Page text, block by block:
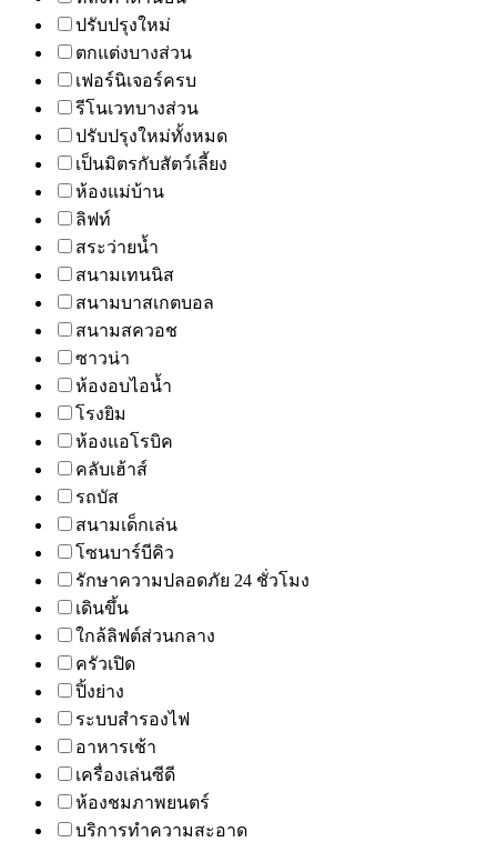
ปรับปรุงใหม่
ตกแต่งบางส่วน
เฟอร์นิเจอร์ครบ
รีโนเวทบางส่วน
ปรับปรุงใหม่ทั้งหมด
เป็นมิตรกับสัตว์เลี้ยง
ห้องแม่บ้าน
ลิฟท์
สระว่ายน้ำ
สนามเทนนิส
สนามบาสเกตบอล
สนามสควอช
ซาวน่า
ห้องอบไอน้ำ
โรงยิม
ห้องแอโรบิค
คลับเฮ้าส์
รถบัส
สนามเด็กเล่น
โซนบาร์บีคิว
รักษาความปลอดภัย 24 ชั่วโมง
เดินขึ้น
ใกล้ลิฟต์ส่วนกลาง
ครัวเปิด
ปิ้งย่าง
ระบบสำรองไฟ
อาหารเช้า
เครื่องเล่นซีดี
ห้องชมภาพยนตร์
บริการทำความสะอาด